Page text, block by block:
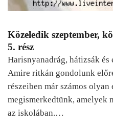
Közeledik szeptember,
5. rész
Harisnyanadrág, hátizsák
Amire ritkán gondolunk
részeiben már számos olyan
megismerkedtünk, amelyek
az iskolában.…